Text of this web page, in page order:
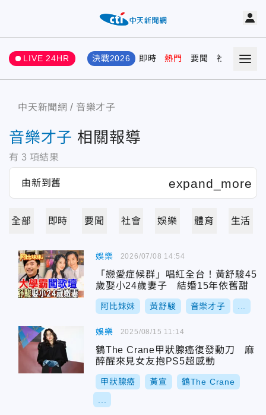
LIVE 24HR 決戰2026 即時 熱門 要聞 社會 娛樂
中天新聞網 音樂才子
音樂才子 相關報導
有 3 項結果
全部 即時 要聞 社會 娛樂 體育 生活
娛樂
「戀愛症候群」唱紅全台！黃舒駿45
歲娶小24歲妻子 結婚15年依舊甜
阿比妹妹 黃舒駿 音樂才子
2026/07/08 14:54
娛樂
鶴The Crane甲狀腺癌復發動刀 麻
醉醒來見女友抱PS5超感動
甲狀腺癌 黃宣 鶴The Crane
2025/08/15 11:14